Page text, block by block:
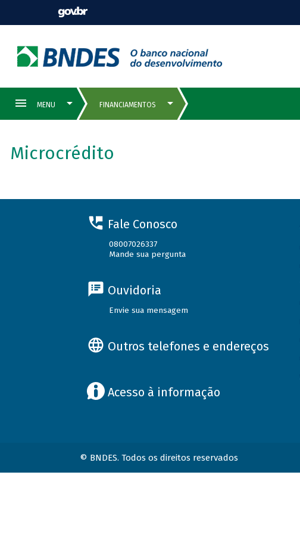
Microcrédito
Fale Conosco
08007026337
Mande sua pergunta
Ouvidoria
Envie sua mensagem
Outros telefones e endereços
Acesso à informação
© BNDES. Todos os direitos reservados